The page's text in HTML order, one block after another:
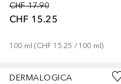
CHF 17.90
CHF 15.25
100 ml (CHF 15.25 / 100 ml)
DERMALOGICA